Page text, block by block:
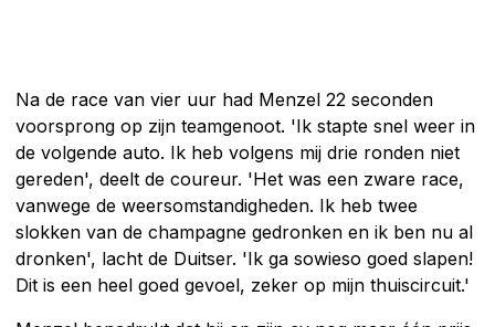
Na de race van vier uur had Menzel 22 seconden
voorsprong op zijn teamgenoot. 'Ik stapte snel weer in
de volgende auto. Ik heb volgens mij drie ronden niet
gereden', deelt de coureur. 'Het was een zware race,
vanwege de weersomstandigheden. Ik heb twee
slokken van de champagne gedronken en ik ben nu al
dronken', lacht de Duitser. 'Ik ga sowieso goed slapen!
Dit is een heel goed gevoel, zeker op mijn thuiscircuit.'